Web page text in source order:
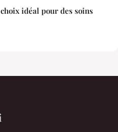
idéal pour des soins